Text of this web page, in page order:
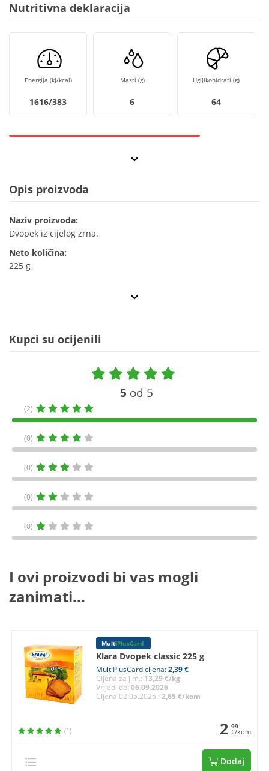
Nutritivna deklaracija
Energija (kJ/kcal)
1616/383
Masti (g)
6
Ugljikohidrati (g)
64
Opis proizvoda
Naziv proizvoda:
Dvopek iz cijelog zrna.
Neto količina:
225 g
Kupci su ocijenili
5 od 5
(2)
(0)
(0)
(0)
(0)
I ovi proizvodi bi vas mogli
zanimati...
MultiPlusCard
Klara Dvopek classic 225 g
MultiPlusCard cijena:2,39 €
Cijena za j.m.: 13,29 €/kg
Vrijedi do:06.09.2026
Cijena 02.05.2025.:2,65 €/kom
(1) 2 99
€/kom
Dodaj